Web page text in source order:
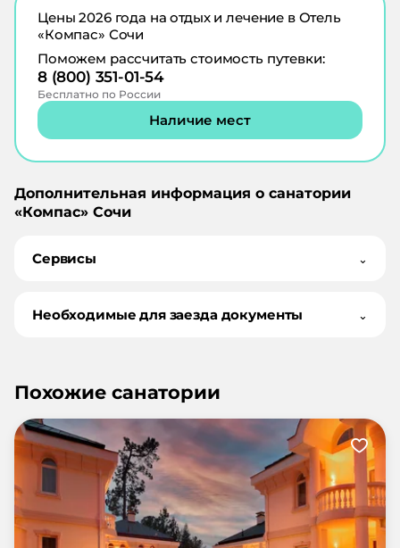
Цены2026года на отдых и лечение в Отель
«Компас» Сочи
Поможем рассчитать стоимость путевки:
8 (800) 351-01-54
Бесплатно по России
Наличие мест
Дополнительная информация о санатории
«Компас» Сочи
Сервисы ⌄
Необходимые для заезда документы ⌄
Похожие санатории